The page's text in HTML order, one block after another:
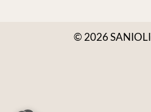
© 2026